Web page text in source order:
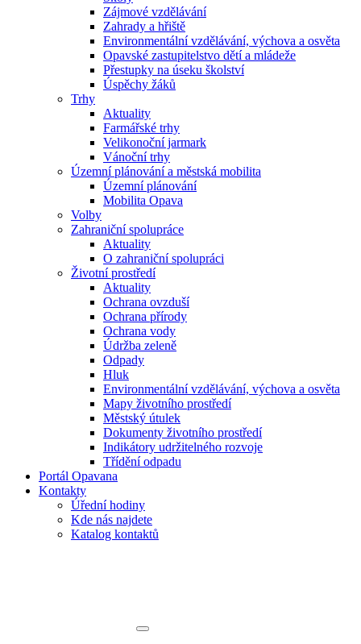
Zájmové vzdělávání
Zahrady a hřiště
Environmentální vzdělávání, výchova a osvěta
Opavské zastupitelstvo dětí a mládeže
Přestupky na úseku školství
Úspěchy žáků
Trhy
Aktuality
Farmářské trhy
Velikonoční jarmark
Vánoční trhy
Územní plánování a městská mobilita
Územní plánování
Mobilita Opava
Volby
Zahraniční spolupráce
Aktuality
O zahraniční spolupráci
Životní prostředí
Aktuality
Ochrana ovzduší
Ochrana přírody
Ochrana vody
Údržba zeleně
Odpady
Hluk
Environmentální vzdělávání, výchova a osvěta
Mapy životního prostředí
Městský útulek
Dokumenty životního prostředí
Indikátory udržitelného rozvoje
Třídění odpadu
Portál Opavana
Kontakty
Úřední hodiny
Kde nás najdete
Katalog kontaktů